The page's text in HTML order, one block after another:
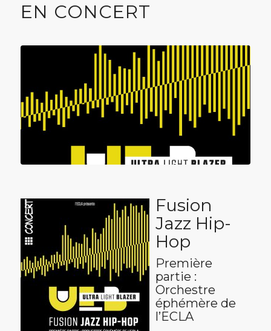
EN CONCERT
Fusion
Jazz Hip-
Hop
Première
partie :
Orchestre
éphémère de
l’ECLA